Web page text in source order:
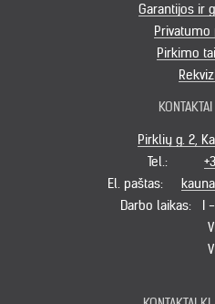
Garantijos ir
Pirkimo
Pirklių g. 2,
Tel.:
El. paštas:
Darbo laikas:
I